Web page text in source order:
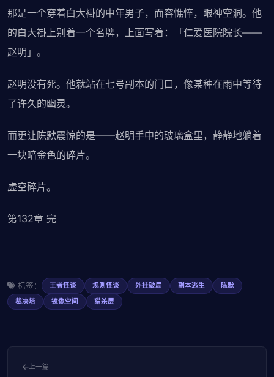
那是一个穿着白大褂的中年男子，面容憔悴，眼神空洞。他
的白大褂上别着一个名牌，上面写着：「仁爱医院院长——
赵明」。
赵明没有死。他就站在七号副本的门口，像某种在雨中等待
了许久的幽灵。
而更让陈默震惊的是——赵明手中的玻璃盒里，静静地躺着
一块暗金色的碎片。
虚空碎片。
第132章 完
标签： 王者怪谈 规则怪谈 外挂破局 副本逃生
陈默
裁决塔
镜像空间 猎杀层
上一篇